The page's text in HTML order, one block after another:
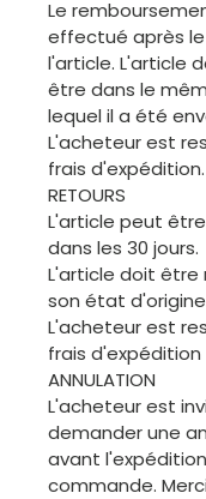
Le
effectué après
l'article. L'article
être dans le
lequel il a été
L'acheteur est
frais d'expédition.
RETOURS
L'article peut
dans les 30 jours.
L'article doit être
son état
L'acheteur est
frais d'expédition
ANNULATION
L'acheteur est
demander une
avant
commande.